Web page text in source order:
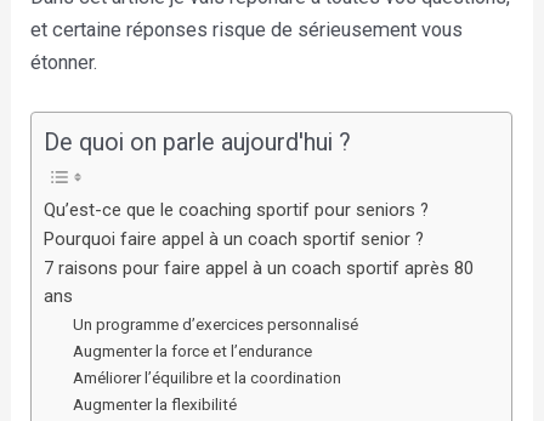
et certaine réponses risque de sérieusement vous
étonner.
De quoi on parle aujourd'hui ?
Qu’est-ce que le coaching sportif pour seniors ?
Pourquoi faire appel à un coach sportif senior ?
7 raisons pour faire appel à un coach sportif après 80
ans
Un programme d’exercices personnalisé
Augmenter la force et l’endurance
Améliorer l’équilibre et la coordination
Augmenter la flexibilité